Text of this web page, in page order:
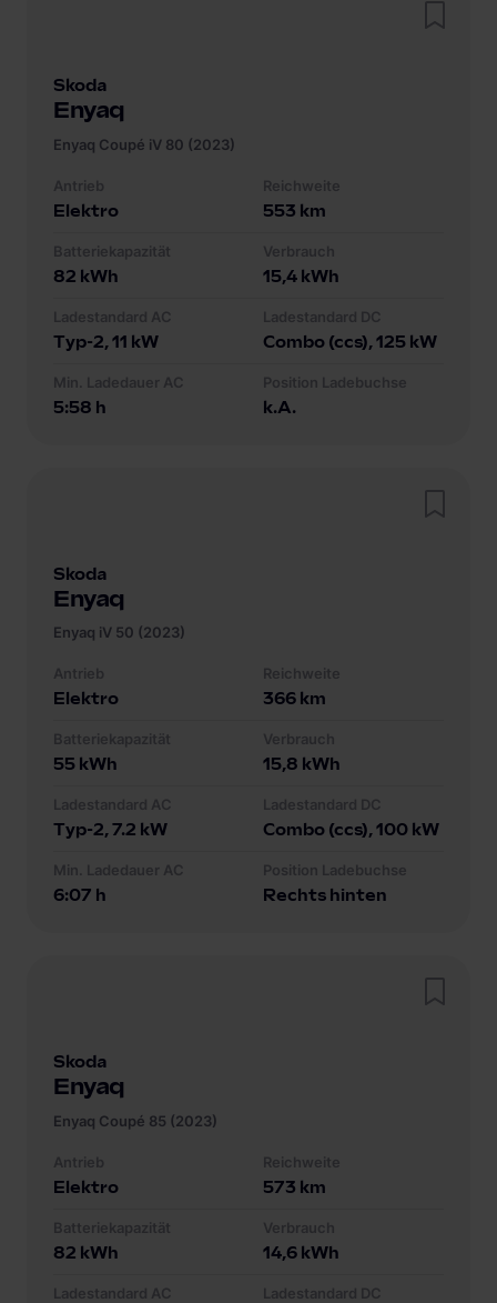
Skoda
Enyaq
Enyaq Coupé iV 80 (2023)
Antrieb
Elektro
Reichweite
553 km
Batteriekapazität
82 kWh
Verbrauch
15,4 kWh
Ladestandard AC
Typ-2, 11 kW
Ladestandard DC
Combo (ccs), 125 kW
Min. Ladedauer AC
5:58 h
Position Ladebuchse
k.A.
Skoda
Enyaq
Enyaq iV 50 (2023)
Antrieb
Elektro
Reichweite
366 km
Batteriekapazität
55 kWh
Verbrauch
15,8 kWh
Ladestandard AC
Typ-2, 7.2 kW
Ladestandard DC
Combo (ccs), 100 kW
Min. Ladedauer AC
6:07 h
Position Ladebuchse
Rechts hinten
Skoda
Enyaq
Enyaq Coupé 85 (2023)
Antrieb
Elektro
Reichweite
573 km
Batteriekapazität
82 kWh
Verbrauch
14,6 kWh
Ladestandard AC Ladestandard DC